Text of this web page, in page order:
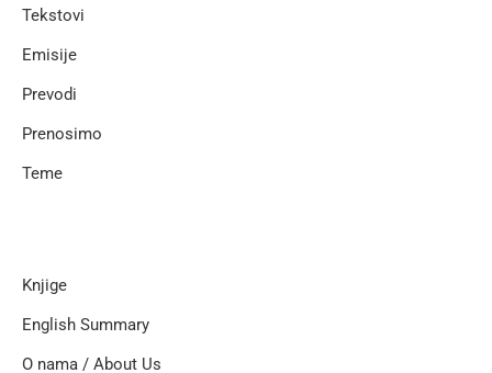
Tekstovi
Emisije
Prevodi
Prenosimo
Teme
Knjige
English Summary
O nama / About Us